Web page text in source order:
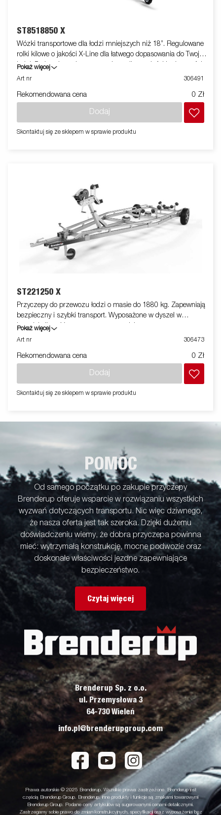
ST8518850 X
Wózki transportowe dla łodzi mniejszych niż 18”. Regulowane
rolki kilowe o jakości X-Line dla łatwego dopasowania do Twojej
łodzi. Podwozie cynkowane ogniowo dla trwałości i odporności
Twojej przyczepy. Wciągarka i wieża wciągarki wyposażona.
pokazywać opcjonalne wyposażenie.
Pokaż więcej
Art nr
306491
Rekomendowana cena 0 Zł
Dodaj
Skontaktuj się ze sklepem w sprawie produktu
ST221250 X
Przyczepy do przewozu łodzi o masie do 1880 kg. Zapewniają
bezpieczny i szybki transport. Wyposażone w dyszel w
kształcie litery V oraz system superrolek.
Pokaż więcej
Art nr
306473
Rekomendowana cena 0 Zł
Dodaj
Skontaktuj się ze sklepem w sprawie produktu
POMOC
Od samego początku po zakupie przyczepy
Brenderup oferuje wsparcie w rozwiązaniu wszystkich
wyzwań dotyczących transportu. Nic więc dziwnego,
że nasza oferta jest tak szeroka. Dzięki dużemu
doświadczeniu wiemy, że dobra przyczepa powinna
mieć: wytrzymałą konstrukcję, mocne podwozie oraz
doskonałe właściwości jezdne zapewniające
bezpieczeństwo.
Czytaj więcej
Brenderup Sp. z o.o.
ul. Przemysłowa 3
64-730 Wieleń
info.pl@brenderupgroup.com
Prawa autorskie © 2025 Brenderup. Wszelkie prawa zastrzeżone. Brenderup jest
częścią Brenderup Group. Brenderup, inne produkty i funkcje są znakami towarowymi
Brenderup Group. Podane ceny artykułów są sugerowanymi cenami detalicznymi.
Zastrzegamy sobie prawo do zmian konstrukcyjnych, specyfikacji oraz wyposażenia bez